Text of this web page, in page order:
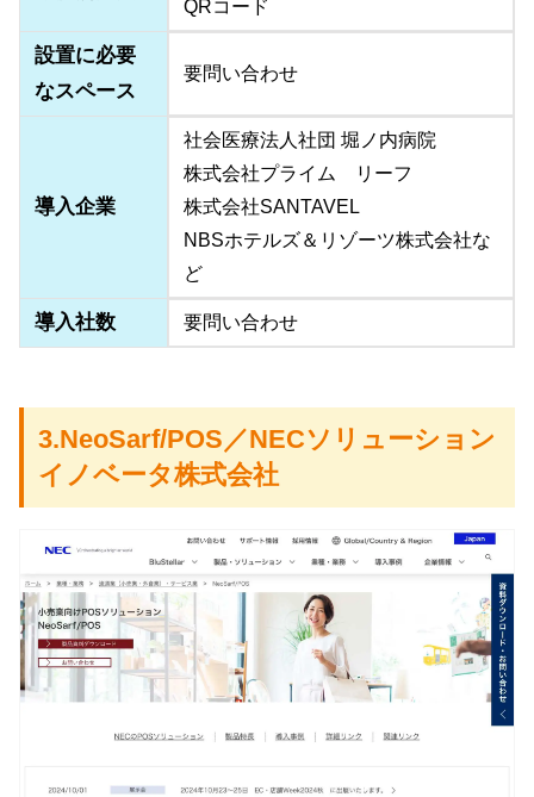
QRコード
設置に必要
なスペース
要問い合わせ
導入企業
社会医療法人社団 堀ノ内病院
株式会社プライム リーフ
株式会社SANTAVEL
NBSホテルズ＆リゾーツ株式会社な
ど
導入社数 要問い合わせ
3.NeoSarf/POS／NECソリューション
イノベータ株式会社